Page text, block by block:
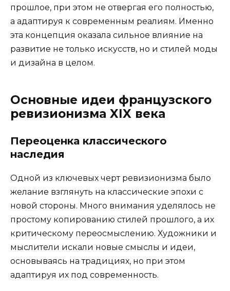
прошлое, при этом не отвергая его полностью,
а адаптируя к современным реалиям. Именно
эта концепция оказала сильное влияние на
развитие не только искусств, но и стилей моды
и дизайна в целом.
Основные идеи французского
ревизионизма XIX века
Переоценка классического
наследия
Одной из ключевых черт ревизионизма было
желание взглянуть на классические эпохи с
новой стороны. Много внимания уделялось не
простому копированию стилей прошлого, а их
критическому переосмыслению. Художники и
мыслители искали новые смыслы и идеи,
основываясь на традициях, но при этом
адаптируя их под современность.